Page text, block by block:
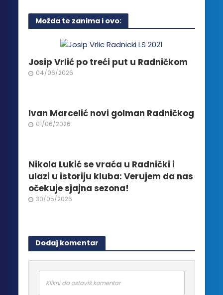
više
varijanti.
mogu
biti
izabrane
Možda te zanima i ovo:
Josip Vrlić po treći put u Radničkom
04/06/2026
Ivan Marcelić novi golman Radničkog
01/06/2026
Nikola Lukić se vraća u Radnički i
ulazi u istoriju kluba: Verujem da nas
očekuje sjajna sezona!
30/05/2026
Dodaj komentar
Klikni da ostaviš komentar